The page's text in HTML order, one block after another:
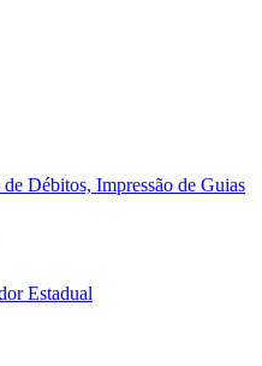
Débitos, Impressão de Guias
Estadual